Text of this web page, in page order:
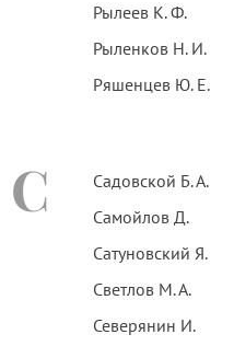
Рылеев К. Ф.
Рыленков Н. И.
Ряшенцев Ю. Е.
С
Садовской Б. А.
Самойлов Д.
Сатуновский Я.
Светлов М. А.
Северянин И.